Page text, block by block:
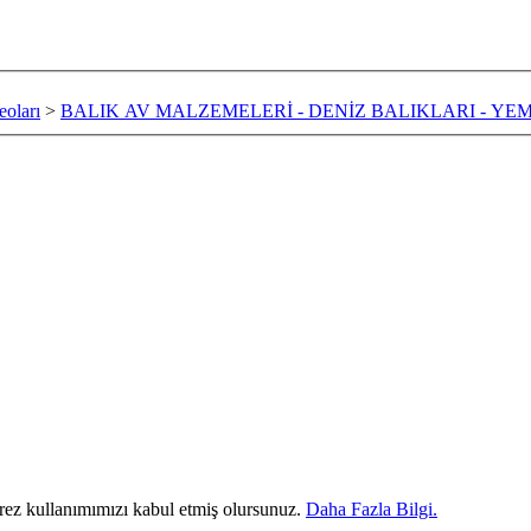
> BALIK AV MALZEMELERİ - DENİZ BALIKLARI -
kullanımımızı kabul etmiş olursunuz. Daha Fazla Bilgi.